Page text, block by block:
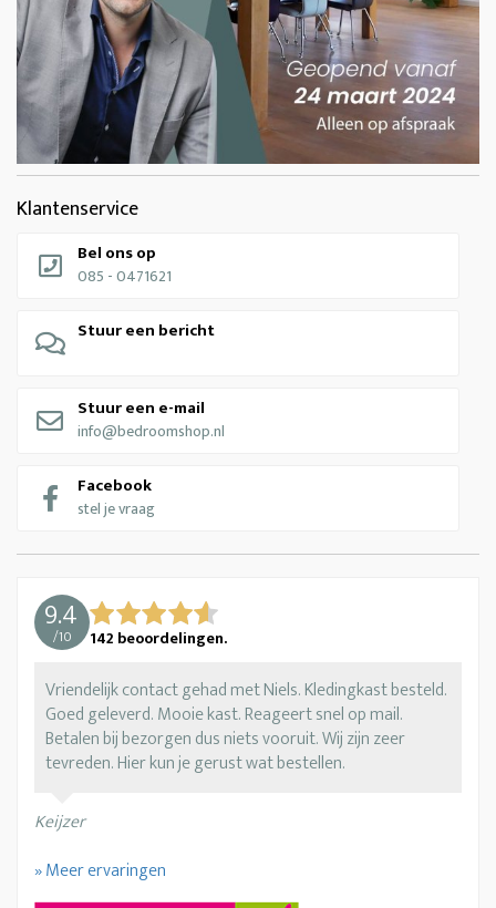
Klantenservice
Bel ons op
085 - 0471621
Stuur een bericht
Stuur een e-mail
info@bedroomshop.nl
Facebook
stel je vraag
9.4
/10 142 beoordelingen.
Vriendelijk contact gehad met Niels. Kledingkast besteld.
Goed geleverd. Mooie kast. Reageert snel op mail.
Betalen bij bezorgen dus niets vooruit. Wij zijn zeer
tevreden. Hier kun je gerust wat bestellen.
Keijzer
» Meer ervaringen